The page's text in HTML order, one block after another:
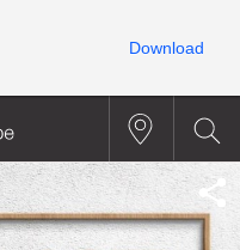
Download